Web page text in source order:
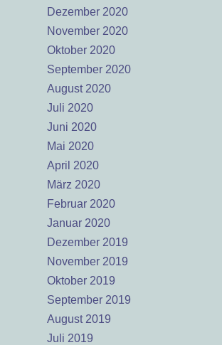
Dezember 2020
November 2020
Oktober 2020
September 2020
August 2020
Juli 2020
Juni 2020
Mai 2020
April 2020
März 2020
Februar 2020
Januar 2020
Dezember 2019
November 2019
Oktober 2019
September 2019
August 2019
Juli 2019